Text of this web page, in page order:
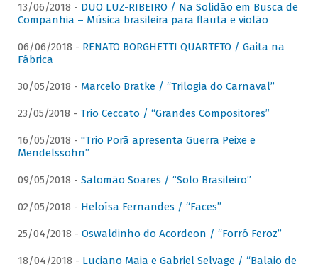
13/06/2018 - DUO LUZ-RIBEIRO / Na Solidão em Busca de
Companhia – Música brasileira para flauta e violão
06/06/2018 - RENATO BORGHETTI QUARTETO / Gaita na
Fábrica
30/05/2018 - Marcelo Bratke / “Trilogia do Carnaval”
23/05/2018 - Trio Ceccato / “Grandes Compositores”
16/05/2018 - "Trio Porã apresenta Guerra Peixe e
Mendelssohn”
09/05/2018 - Salomão Soares / “Solo Brasileiro”
02/05/2018 - Heloísa Fernandes / “Faces”
25/04/2018 - Oswaldinho do Acordeon / “Forró Feroz”
18/04/2018 - Luciano Maia e Gabriel Selvage / “Balaio de